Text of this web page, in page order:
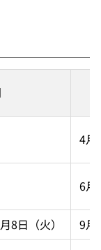
4月
6月
8日（火） 9月